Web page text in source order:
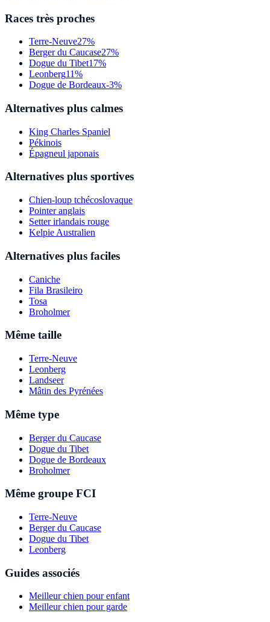
Races très proches
Terre-Neuve27%
Berger du Caucase27%
Dogue du Tibet17%
Leonberg11%
Dogue de Bordeaux-3%
Alternatives plus calmes
King Charles Spaniel
Pékinois
Épagneul japonais
Alternatives plus sportives
Chien-loup tchécoslovaque
Pointer anglais
Setter irlandais rouge
Kelpie Australien
Alternatives plus faciles
Caniche
Fila Brasileiro
Tosa
Broholmer
Même taille
Terre-Neuve
Leonberg
Landseer
Mâtin des Pyrénées
Même type
Berger du Caucase
Dogue du Tibet
Dogue de Bordeaux
Broholmer
Même groupe FCI
Terre-Neuve
Berger du Caucase
Dogue du Tibet
Leonberg
Guides associés
Meilleur chien pour enfant
Meilleur chien pour garde